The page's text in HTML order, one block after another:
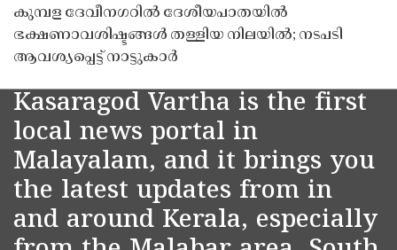
കുമ്പള ദേവീനഗറിൽ ദേശീയപാതയിൽ
ഭക്ഷണാവശിഷ്ടങ്ങൾ തള്ളിയ നിലയിൽ; നടപടി
ആവശ്യപ്പെട്ട് നാട്ടുകാർ
Kasaragod Vartha is the first
local news portal in
Malayalam, and it brings you
the latest updates from in
and around Kerala, especially